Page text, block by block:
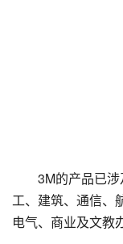
3M的产品已
工、建筑、通信、
电气、商业及文教